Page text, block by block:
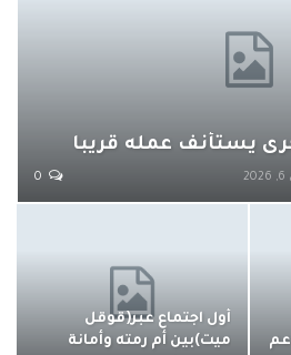
يستأنف عمله قريبا
أول اجتماع عبر(قوقل
ميت)بين أم رمته وأمانة